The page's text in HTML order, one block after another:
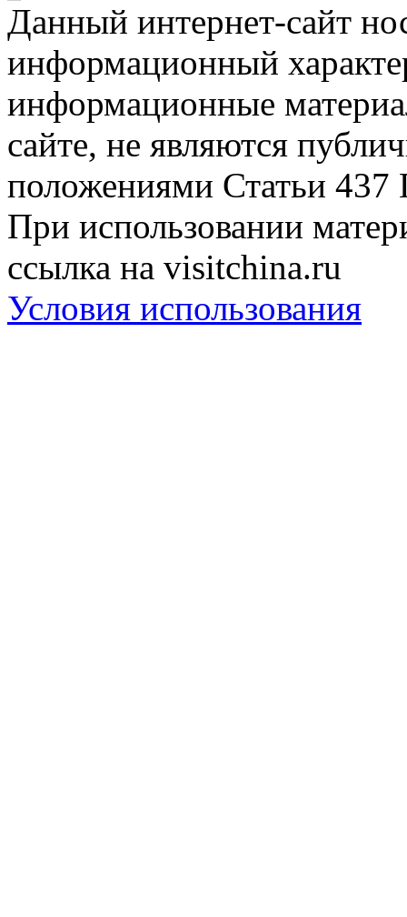
Данный интернет-сайт
информационный
информационные
сайте, не являются
положениями Статьи 437
При использовании
ссылка на visitchina.ru
Условия использования